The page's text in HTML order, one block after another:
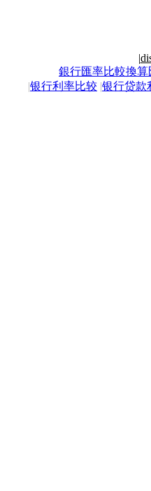
|
銀行匯率比較換算
|银行利率比较 |银行贷款